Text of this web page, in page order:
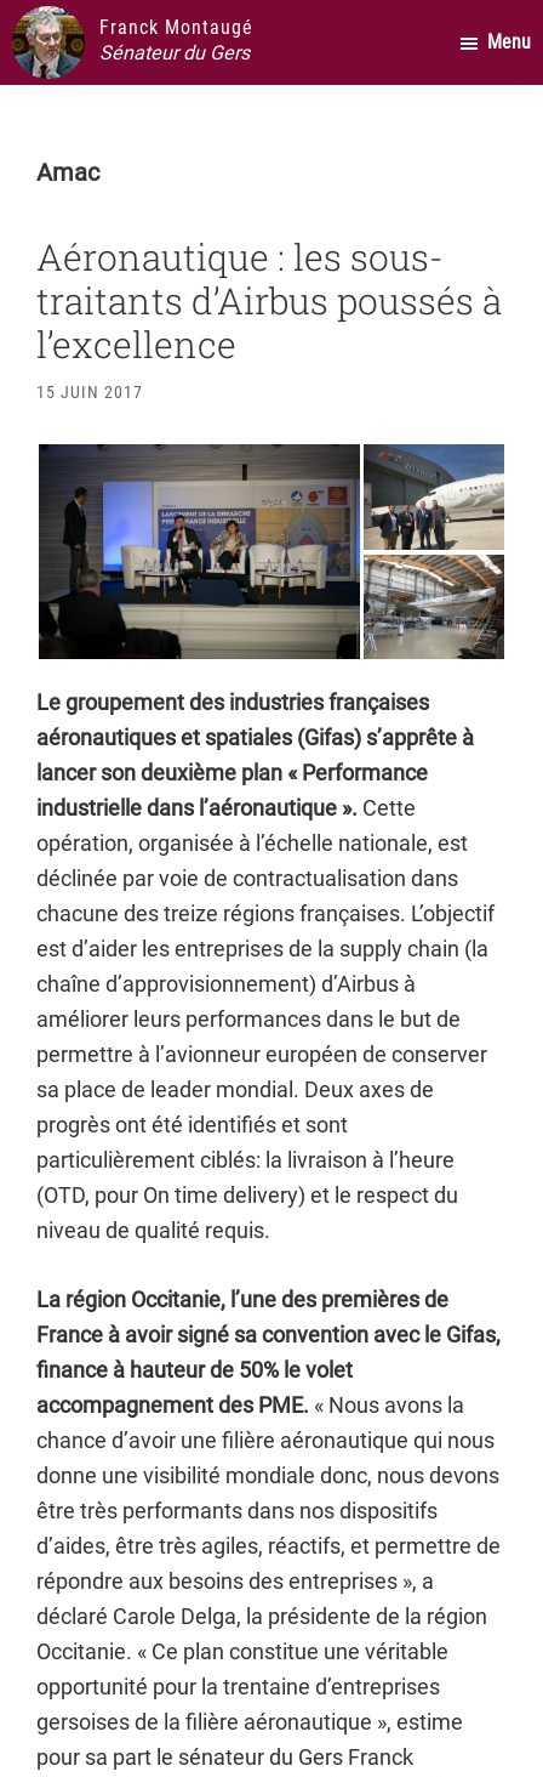
Passer
au
contenu
Passer
la
latérale
Passer
au
pied
page
Franck Montaugé
Sénateur du Gers
Menu
Amac
Aéronautique : les sous-
traitants d’Airbus poussés à
l’excellence
15 JUIN 2017
Le groupement des industries françaises
aéronautiques et spatiales (Gifas) s’apprête à
lancer son deuxième plan « Performance
industrielle dans l’aéronautique ». Cette
opération, organisée à l’échelle nationale, est
déclinée par voie de contractualisation dans
chacune des treize régions françaises. L’objectif
est d’aider les entreprises de la supply chain (la
chaîne d’approvisionnement) d’Airbus à
améliorer leurs performances dans le but de
permettre à l’avionneur européen de conserver
sa place de leader mondial. Deux axes de
progrès ont été identifiés et sont
particulièrement ciblés: la livraison à l’heure
(OTD, pour On time delivery) et le respect du
niveau de qualité requis.
La région Occitanie, l’une des premières de
France à avoir signé sa convention avec le Gifas,
finance à hauteur de 50% le volet
accompagnement des PME. « Nous avons la
chance d’avoir une filière aéronautique qui nous
donne une visibilité mondiale donc, nous devons
être très performants dans nos dispositifs
d’aides, être très agiles, réactifs, et permettre de
répondre aux besoins des entreprises », a
déclaré Carole Delga, la présidente de la région
Occitanie. « Ce plan constitue une véritable
opportunité pour la trentaine d’entreprises
gersoises de la filière aéronautique », estime
pour sa part le sénateur du Gers Franck